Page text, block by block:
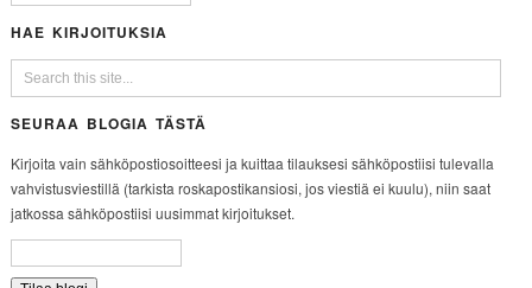
HAE KIRJOITUKSIA
SEURAA BLOGIA TÄSTÄ
Kirjoita vain sähköpostiosoitteesi ja kuittaa tilauksesi sähköpostiisi tulevalla
vahvistusviestillä (tarkista roskapostikansiosi, jos viestiä ei kuulu), niin saat
jatkossa sähköpostiisi uusimmat kirjoitukset.